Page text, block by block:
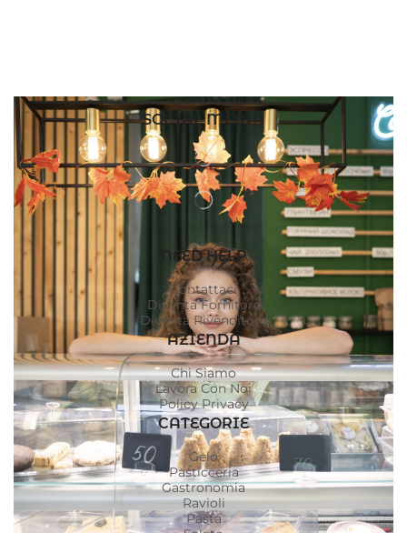
SOCIAL MEDIA
NEED HELP
Contattaci
Diventa Fornitore
Diventa Rivenditore
AZIENDA
Chi Siamo
Lavora Con Noi
Policy Privacy
CATEGORIE
Gelo
Pasticceria
Gastronomia
Ravioli
Pasta